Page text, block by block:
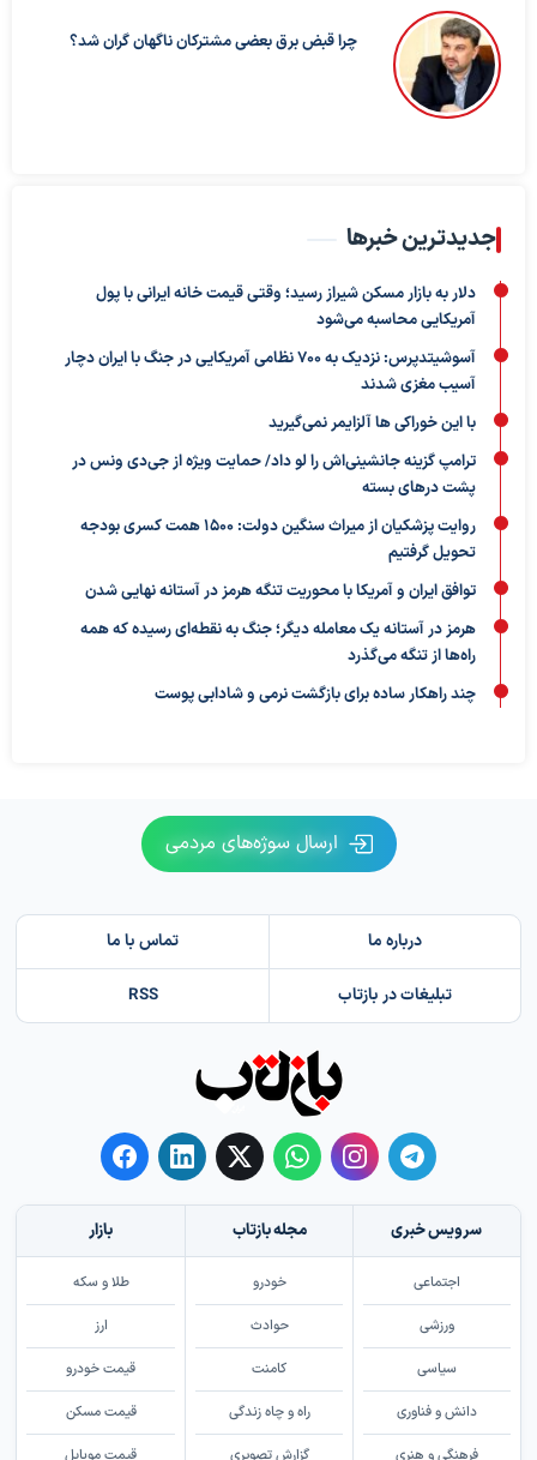
چرا قبض برق بعضی مشترکان ناگهان گران شد؟
جدیدترین خبرها
دلار به بازار مسکن شیراز رسید؛ وقتی قیمت خانه ایرانی با پول
آمریکایی محاسبه می‌شود
آسوشیتدپرس: نزدیک به ۷۰۰ نظامی آمریکایی در جنگ با ایران دچار
آسیب مغزی شدند
با این خوراکی ها آلزایمر نمی‌گیرید
ترامپ گزینه جانشینی‌اش را لو داد/ حمایت ویژه از جی‌دی ونس در
پشت درهای بسته
روایت پزشکیان از میراث سنگین دولت: ۱۵۰۰ همت کسری بودجه
تحویل گرفتیم
توافق ایران و آمریکا با محوریت تنگه هرمز در آستانه نهایی شدن
هرمز در آستانه یک معامله دیگر؛ جنگ به نقطه‌ای رسیده که همه
راه‌ها از تنگه می‌گذرد
چند راهکار ساده برای بازگشت نرمی و شادابی پوست
ارسال سوژه‌های مردمی
درباره ما تماس با ما
تبلیغات در بازتاب RSS
سرویس خبری
اجتماعی
ورزشی
سیاسی
دانش و فناوری
فرهنگی و هنری
مجله بازتاب
خودرو
حوادث
کامنت
راه و چاه زندگی
گزارش تصویری
بازار
طلا و سکه
ارز
قیمت خودرو
قیمت مسکن
قیمت موبایل